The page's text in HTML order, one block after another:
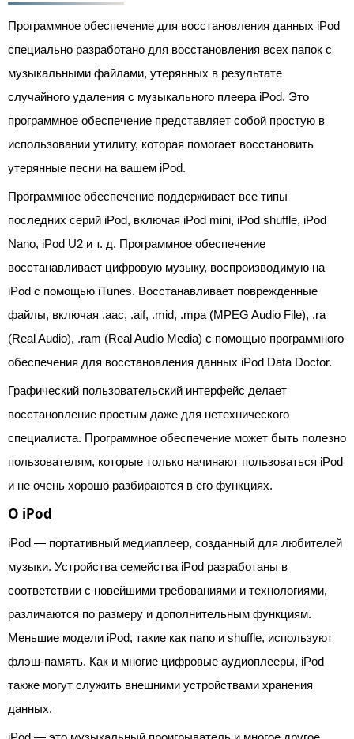
Программное обеспечение для восстановления данных iPod
специально разработано для восстановления всех папок с
музыкальными файлами, утерянных в результате
случайного удаления с музыкального плеера iPod. Это
программное обеспечение представляет собой простую в
использовании утилиту, которая помогает восстановить
утерянные песни на вашем iPod.
Программное обеспечение поддерживает все типы
последних серий iPod, включая iPod mini, iPod shuffle, iPod
Nano, iPod U2 и т. д. Программное обеспечение
восстанавливает цифровую музыку, воспроизводимую на
iPod с помощью iTunes. Восстанавливает поврежденные
файлы, включая .aac, .aif, .mid, .mpa (MPEG Audio File), .ra
(Real Audio), .ram (Real Audio Media) с помощью программного
обеспечения для восстановления данных iPod Data Doctor.
Графический пользовательский интерфейс делает
восстановление простым даже для нетехнического
специалиста. Программное обеспечение может быть полезно
пользователям, которые только начинают пользоваться iPod
и не очень хорошо разбираются в его функциях.
О iPod
iPod — портативный медиаплеер, созданный для любителей
музыки. Устройства семейства iPod разработаны в
соответствии с новейшими требованиями и технологиями,
различаются по размеру и дополнительным функциям.
Меньшие модели iPod, такие как nano и shuffle, используют
флэш-память. Как и многие цифровые аудиоплееры, iPod
также могут служить внешними устройствами хранения
данных.